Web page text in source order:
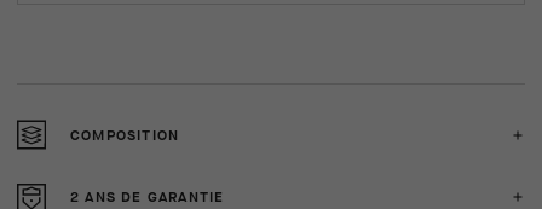
COMPOSITION
2 ANS DE GARANTIE